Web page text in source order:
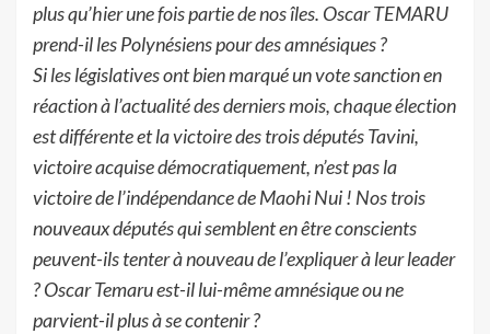
plus qu’hier une fois partie de nosîles. Oscar TEMARU
prend-il les Polynésiens pour des amnésiques ?
Si les législatives ont bien marqué un vote sanction en
réaction àl’actualité des derniers mois,chaqueélection
estdifférente etlavictoire des troisdéputés Tavini,
victoire acquisedémocratiquement, n’est pas la
victoire de l’indépendance deMaohi Nui ! Nos trois
nouveauxdéputés qui semblent en être conscients
peuvent-ils tenter à nouveau de l’expliquer à leurleader
?Oscar Temaru est-il lui-même amnésique ou ne
parvient-il plus à se contenir ?